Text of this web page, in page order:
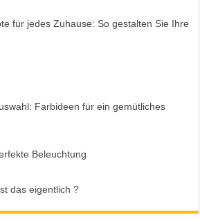
für jedes Zuhause: So gestalten Sie Ihre
Farbideen für ein gemütliches
Beleuchtung
das eigentlich ?